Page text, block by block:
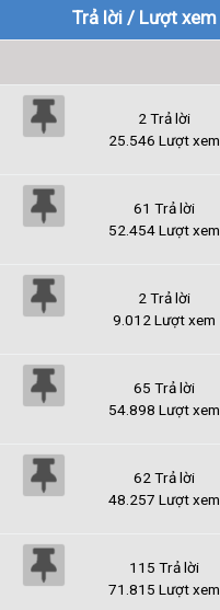
Trả lời/ Lượt xem
2 Trả lời
25.546 Lượt xem
61 Trả lời
52.454 Lượt xem
2 Trả lời
9.012 Lượt xem
65 Trả lời
54.898 Lượt xem
62 Trả lời
48.257 Lượt xem
115 Trả lời
71.815 Lượt xem